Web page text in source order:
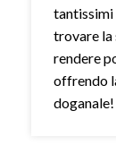
tantissimi
trovare la
rendere
offrendo
doganale!